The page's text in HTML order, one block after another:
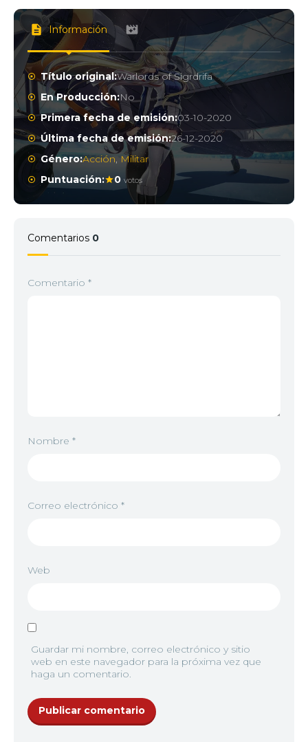
Información
Título original:Warlords of Sigrdrifa
En Producción:No
Primera fecha de emisión:03-10-2020
Última fecha de emisión:26-12-2020
Género:Acción, Militar
Puntuación:
0 votos
Comentarios 0
Comentario *
Nombre *
Correo electrónico *
Web
Guardar mi nombre, correo electrónico y sitio
web en este navegador para la próxima vez que
haga un comentario.